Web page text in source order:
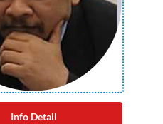
Info Detail